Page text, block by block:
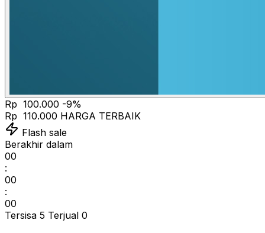
Rp 100.000 -9%
Rp 110.000 HARGA TERBAIK
Flash sale
Berakhir dalam
00
:
00
:
00
Tersisa 5 Terjual 0